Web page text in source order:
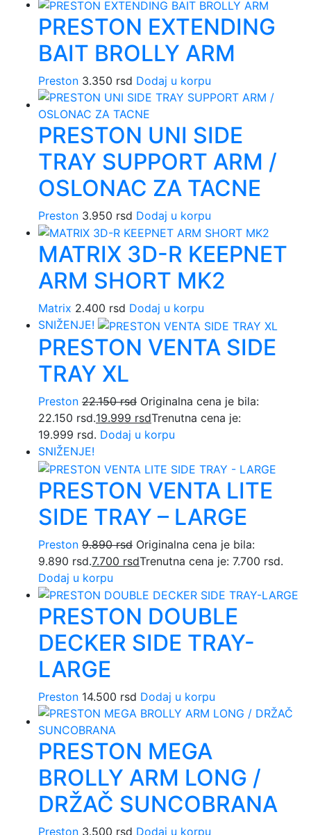
PRESTON EXTENDING
BAIT BROLLY ARM
Preston 3.350 rsd Dodaj u korpu
PRESTON UNI SIDE
TRAY SUPPORT ARM /
OSLONAC ZA TACNE
Preston 3.950 rsd Dodaj u korpu
MATRIX 3D-R KEEPNET
ARM SHORT MK2
Matrix 2.400 rsd Dodaj u korpu
SNIŽENJE!
PRESTON VENTA SIDE
TRAY XL
Preston 22.150rsd Originalna cena je bila:
22.150 rsd.19.999 rsdTrenutna cena je:
19.999 rsd. Dodaj u korpu
SNIŽENJE!
PRESTON VENTA LITE
SIDE TRAY – LARGE
Preston 9.890rsd Originalna cena je bila:
9.890 rsd.7.700 rsdTrenutna cena je: 7.700 rsd.
Dodaj u korpu
PRESTON DOUBLE
DECKER SIDE TRAY-
LARGE
Preston 14.500 rsd Dodaj u korpu
PRESTON MEGA
BROLLY ARM LONG /
DRŽAČ SUNCOBRANA
Preston 3.500 rsd Dodaj u korpu